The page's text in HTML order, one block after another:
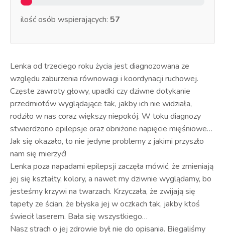
ilość osób wspierających: 57
Lenka od trzeciego roku życia jest diagnozowana ze
względu zaburzenia równowagi i koordynacji ruchowej.
Częste zawroty głowy, upadki czy dziwne dotykanie
przedmiotów wyglądające tak, jakby ich nie widziała,
rodziło w nas coraz większy niepokój. W toku diagnozy
stwierdzono epilepsje oraz obniżone napięcie mięśniowe…
Jak się okazało, to nie jedyne problemy z jakimi przyszło
nam się mierzyć!
Lenka poza napadami epilepsji zaczęła mówić, że zmieniają
jej się kształty, kolory, a nawet my dziwnie wyglądamy, bo
jesteśmy krzywi na twarzach. Krzyczała, że zwijają się
tapety ze ścian, że błyska jej w oczkach tak, jakby ktoś
świecił laserem. Bała się wszystkiego…
Nasz strach o jej zdrowie był nie do opisania. Biegaliśmy